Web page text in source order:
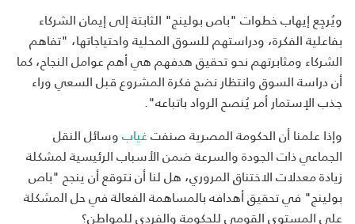
ويُرجِع إيهاب خطوات "باص بولينج" الثابتة إلى إيمان الشركاء
بفاعلية الفكرة، ودراستهم للسوق المحلية واحتياجاتها، "تفاهم
الشركاء ومثابرتهم نحو تحقيق هدفهم هي أهم عوامل النجاح، كما
أن دراسة السوق وانتظار نضج فكرة المشروع قبل السعي وراء
جذب الإستمار أمر يُنصح الرواد باتباعه".
وإذا علمنا أن الحكومة المصرية صنفتغيابوسائل النقل
الجماعي ذات الجودة والسرعة ضمن الأسباب الرئيسية لمشكلة
زيادة معدلات الاختناق المروري، هل لنا أن نتوقع أن ينجح "باص
بولينج" في تحقيق أهدافه بالمساهمة الفعالة في حل المشكلة
على المستوى القومي للحكومة والفردي للمواطن؟